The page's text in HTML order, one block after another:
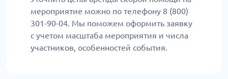
мероприятие можно по телефону 8 (800)
301-90-04. Мы поможем оформить заявку
с учетом масштаба мероприятия и числа
участников, особенностей события.